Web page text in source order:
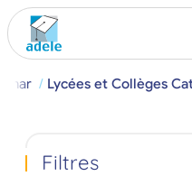
Lycées et Collèges
Filtres